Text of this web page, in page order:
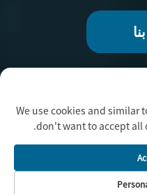
الطبع والنشر © 2025 بواسطة فوجو فيبون للحرف
الخصوصية
We use cookies and similar
don't want to accept all